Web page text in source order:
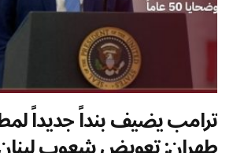
ترامب يضيف بنداً جديداً